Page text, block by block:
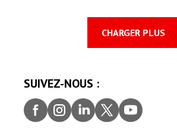
CHARGER PLUS
SUIVEZ-NOUS :
Faceb
ook
Insta
gram
Linke
dIn
Twitt
er
youtu
be